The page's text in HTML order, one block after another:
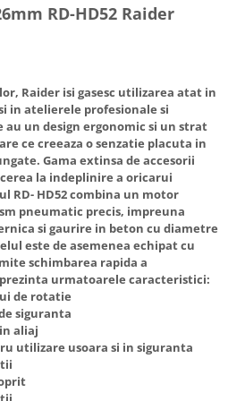
si
de
)
RD-HD52 Raider
Raider isi gasesc utilizarea atat in
in atelierele profesionale si
au un design ergonomic si un strat
ce creeaza o senzatie placuta in
Gama extinsa de accesorii
la indeplinire a oricarui
RD- HD52 combina un motor
pneumatic precis, impreuna
si gaurire in beton cu diametre
este de asemenea echipat cu
schimbarea rapida a
prezinta urmatoarele caracteristici:
de rotatie
siguranta
aliaj
utilizare usoara si in siguranta